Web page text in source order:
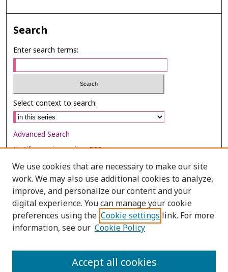
Search
Enter search terms:
Select context to search:
Advanced Search
Notify me via email orRSS
Browse
Collections
Disciplines
Authors
We use cookies that are necessary to make our site
work. We may also use additional cookies to analyze,
improve, and personalize our content and your
digital experience. You can manage your cookie
preferences using the Cookie settings link. For more
information, see our Cookie Policy
Accept all cookies